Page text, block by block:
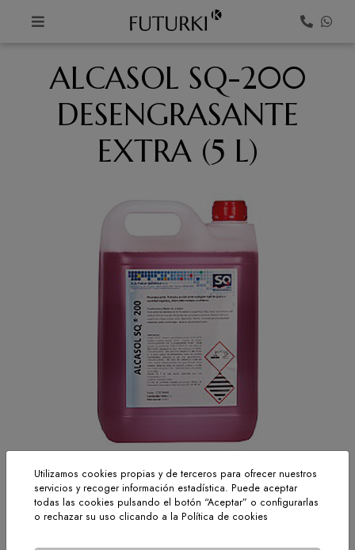
K
ALCASOL SQ-200
DESENGRASANTE
EXTRA (5 L)
Alcasol SQ-200 se usa en la industria para la limpieza manual
de suelos y superficies fuertemente engrasadas. Limpieza y
derrames de gasolinas y aceites. ideal para limpiezas
Utilizamos cookies propias y de terceros para ofrecer nuestros
servicios y recoger información estadística. Puede aceptar
todas las cookies pulsando el botón “Aceptar” o configurarlas
o rechazar su uso clicando a la Política de cookies